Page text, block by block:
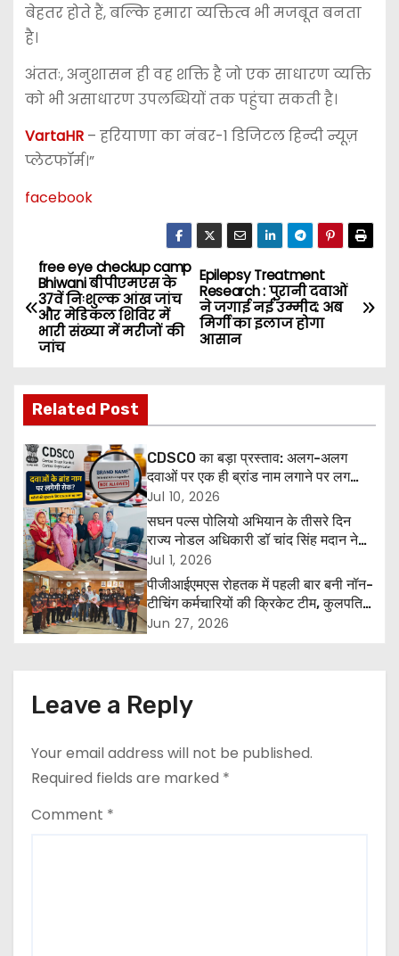
बेहतर होते हैं, बल्कि हमारा व्यक्तित्व भी मजबूत बनता
है।
अंततः, अनुशासन ही वह शक्ति है जो एक साधारण व्यक्ति
को भी असाधारण उपलब्धियों तक पहुंचा सकती है।
VartaHR – हरियाणा का नंबर-1 डिजिटल हिन्दी न्यूज़
प्लेटफॉर्म।”
facebook
P
o
s
t
n
a
v
i
g
a
n
Epilepsy Treatment
Research : पुरानी दवाओं
ने जगाई नई उम्मीद: अब
मिर्गी का इलाज होगा
आसान
free eye checkup camp
Bhiwani बीपीएमएस के
37वें निःशुल्क आंख जांच
और मेडिकल शिविर में
भारी संख्या में मरीजों की
जांच
Related Post
CDSCO का बड़ा प्रस्ताव: अलग-अलग
दवाओं पर एक ही ब्रांड नाम लगाने पर लग
सकती है रोक, मरीजों की सुरक्षा होगी मजबूत
Jul 10, 2026
सघन पल्स पोलियो अभियान के तीसरे दिन
राज्य नोडल अधिकारी डॉ चांद सिंह मदान ने
हिसार एवं हांसी में किया निरीक्षण
Jul 1, 2026
पीजीआईएमएस रोहतक में पहली बार बनी नॉन-
टीचिंग कर्मचारियों की क्रिकेट टीम, कुलपति
डॉ. एच.के. अग्रवाल ने दी शुभकामनाएं
Jun 27, 2026
Leave a Reply
Your email address will not be published.
Required fields are marked *
Comment *